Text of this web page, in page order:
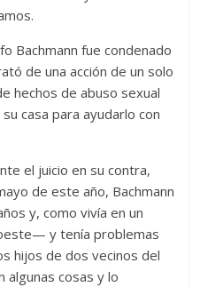
Bachmann fue condenado
de una acción de un solo
hechos de abuso sexual
casa para ayudarlo con
el juicio en su contra,
de este año, Bachmann
y, como vivía en un
y tenía problemas
hijos de dos vecinos del
algunas cosas y lo